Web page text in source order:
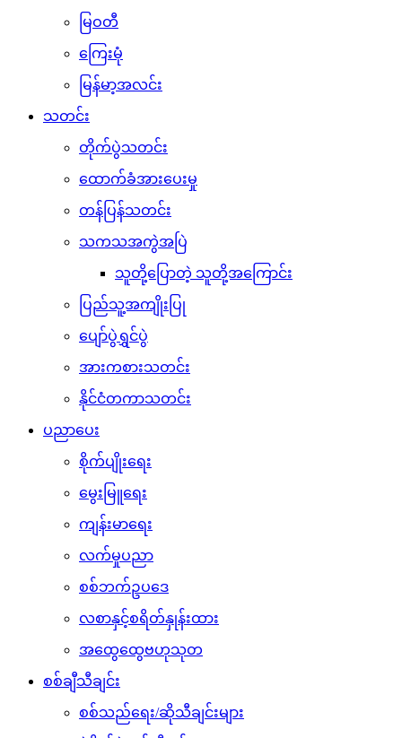
မြဝတီ
ကြေးမုံ
မြန်မာ့အလင်း
သတင်း
တိုက်ပွဲသတင်း
ထောက်ခံအားပေးမှု
တန်ပြန်သတင်း
သကသအကွဲအပြဲ
သူတို့ပြောတဲ့ သူတို့အကြောင်း
ပြည်သူ့အကျိုးပြု
ပျော်ပွဲရွှင်ပွဲ
အားကစားသတင်း
နိုင်ငံတကာသတင်း
ပညာပေး
စိုက်ပျိုးရေး
မွေးမြူရေး
ကျန်းမာရေး
လက်မှုပညာ
စစ်ဘက်ဥပဒေ
လစာနှင့်စရိတ်နှုန်းထား
အထွေထွေဗဟုသုတ
စစ်ချီသီချင်း
စစ်သည်ရေး/ဆိုသီချင်းများ